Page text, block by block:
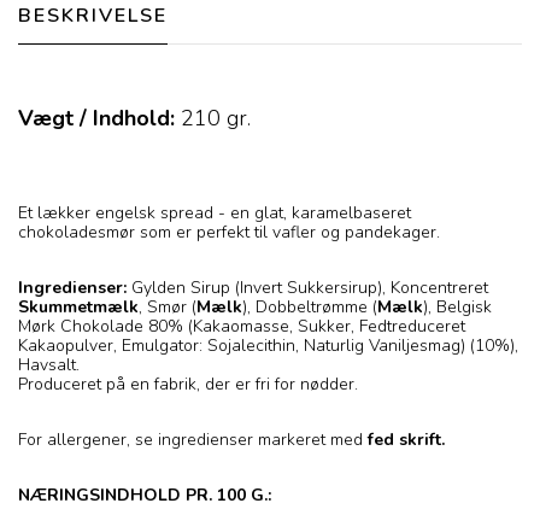
BESKRIVELSE
Vægt / Indhold: 210 gr.
Et lækker engelsk spread - en glat, karamelbaseret
chokoladesmør som er perfekt til vafler og pandekager.
Ingredienser: Gylden Sirup (Invert Sukkersirup), Koncentreret
Skummetmælk, Smør (Mælk), Dobbeltrømme (Mælk), Belgisk
Mørk Chokolade 80% (Kakaomasse, Sukker, Fedtreduceret
Kakaopulver, Emulgator: Sojalecithin, Naturlig Vaniljesmag) (10%),
Havsalt.
Produceret på en fabrik, der er fri for nødder.
For allergener, se ingredienser markeret medfed skrift.
NÆRINGSINDHOLD PR. 100 G.: